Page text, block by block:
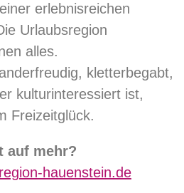
erlebnisreichen
Urlaubsregion
alles.
kletterbegabt,
kulturinteressiert ist,
Freizeitglück.
auf mehr?
hauenstein.de